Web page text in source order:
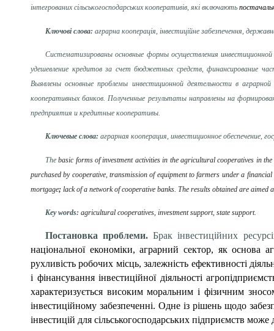
інтегрованих сільськогосподарських кооперативів, які включають
Ключові слова: аграрна кооперація, інвестиційне забезпечення,
Систематизированы основные формы осуществления
удешевление кредитов за счет бюджетных средств, финансирование
Выявлены основные проблемы инвестиционной деятельности в
кооперативных банков. Полученные результаты направлены на
предприятия и кредитные кооперативы.
Ключевые слова: аграрная кооперация, инвестиционное обеспечение,
Thebasic forms of investment activities in the agricultural cooperatives in
purchased by cooperative, transmission of equipment to farmers under a
mortgage; lack of a network of cooperative banks. The results obtained are
Key words: agricultural cooperatives, investment support, state support.
Постановка проблеми.Брак інвестиційних
національної економіки, аграрний сектор, як основа
рухливість робочих місць, залежність ефективності
і фінансування інвестиційної діяльності
характеризується високим моральним і фізичним
інвестиційному забезпеченні. Одне із рішень щодо
інвестицій для сільськогосподарських підприємств